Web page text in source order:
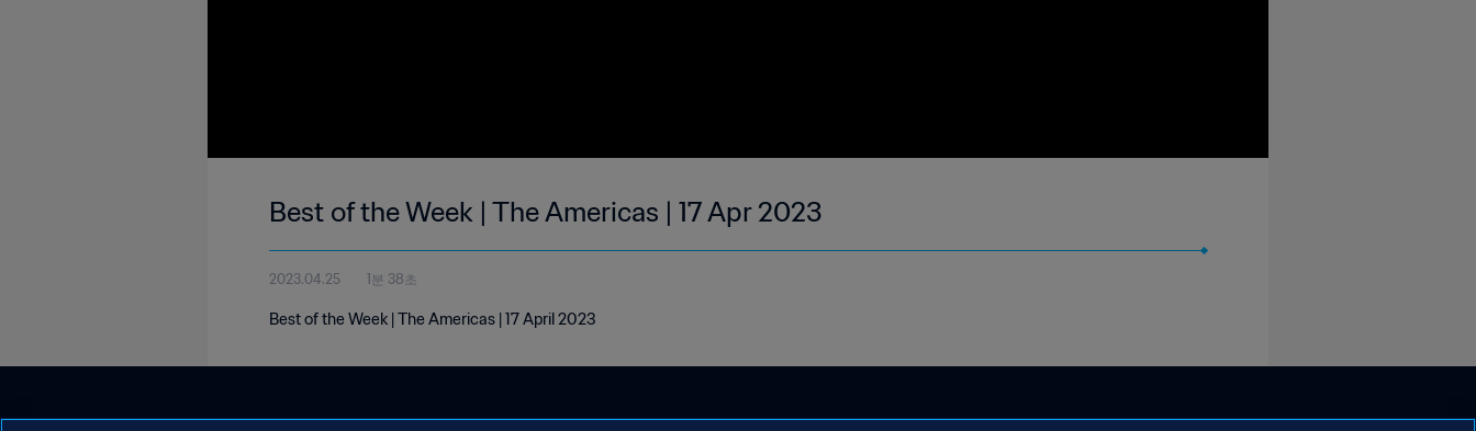
Best of the Week | The Americas | 17 Apr 2023
2023.04.25 1분 38초
Best of the Week | The Americas | 17 April 2023